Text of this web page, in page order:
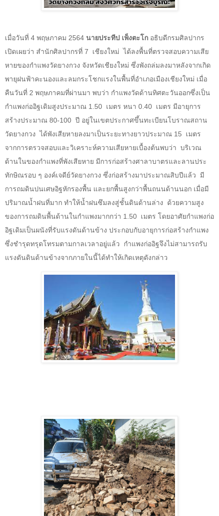
เมื่อวันที่ 4 พฤษภาคม 2564 นายประทีป เพ็งตะโก อธิบดีกรมศิลปากร
เปิดเผยว่า สำนักศิลปากรที่ 7
เชียงใหม่ ได้ลงพื้นที่ตรวจสอบความเสีย
หายของกำแพงวัดยางกวง จังหวัดเชียงใหม่ ซึ่งพังถล่มลงมาหลังจากเกิด
พายุฝนฟ้าคะนองและลมกระโชกแรงในพื้นที่อำเภอเมืองเชียงใหม่ เมื่อ
คืนวันที่ 2 พฤษภาคมที่ผ่านมา พบว่า กำแพงวัดด้านทิศตะวันออกซึ่งเป็น
กำแพงก่ออิฐเดิมสูงประมาณ 1.50 เมตร หนา 0.40 เมตร มีอายุการ
สร้างประมาณ 80-100 ปี อยู่ในเขตประกาศขึ้นทะเบียนโบราณสถาน
วัดยางกวง ได้พังเสียหายลงมาเป็นระยะทางยาวประมาณ 15
เมตร
จากการตรวจสอบและวิเคราะห์ความเสียหายเบื้องต้นพบว่า บริเวณ
ด้านในของกำแพงที่พังเสียหาย มีการก่อสร้างศาลาบาตรและลานประ
ทักษิณรอบ ๆ องค์เจดีย์วัดยางกวง ซึ่งก่อสร้างมาประมาณสิบปีแล้ว
มี
การถมดินปนเศษอิฐหักรองพื้น และยกพื้นสูงกว่าพื้นถนนด้านนอก เมื่อมี
ปริมาณน้ำฝนที่มาก ทำให้น้ำฝนซึมลงสู่ชั้นดินด้านล่าง
ด้วยความสูง
ของการถมดินพื้นด้านในกำแพงมากกว่า 1.50 เมตร โดยอาศัยกำแพงก่อ
อิฐเดิมเป็นผนังที่รับแรงดันด้านข้าง ประกอบกับอายุการก่อสร้างกำแพง
ซึ่งชำรุดทรุดโทรมตามกาลเวลาอยู่แล้ว
กำแพงก่ออิฐจึงไม่สามารถรับ
แรงดันดินด้านข้างจากภายในนี้ได้ทำให้เกิดเหตุดังกล่าว